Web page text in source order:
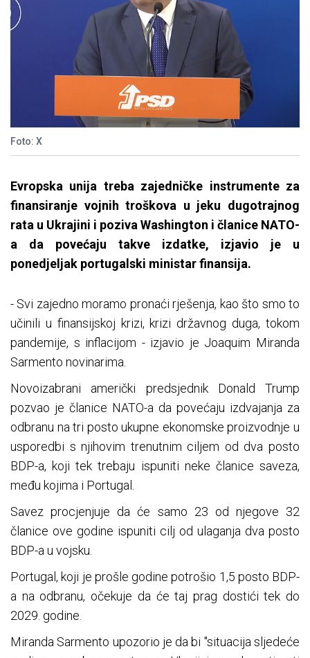
Foto: X
Evropska unija treba zajedničke instrumente za
finansiranje vojnih troškova u jeku dugotrajnog
rata u Ukrajini i poziva Washington i članice NATO-
a da povećaju takve izdatke, izjavio je u
ponedjeljak portugalski ministar finansija.
- Svi zajedno moramo pronaći rješenja, kao što smo to
učinili u finansijskoj krizi, krizi državnog duga, tokom
pandemije, s inflacijom - izjavio je Joaquim Miranda
Sarmento novinarima.
Novoizabrani američki predsjednik Donald Trump
pozvao je članice NATO-a da povećaju izdvajanja za
odbranu na tri posto ukupne ekonomske proizvodnje u
usporedbi s njihovim trenutnim ciljem od dva posto
BDP-a, koji tek trebaju ispuniti neke članice saveza,
među kojima i Portugal.
Savez procjenjuje da će samo 23 od njegove 32
članice ove godine ispuniti cilj od ulaganja dva posto
BDP-a u vojsku.
Portugal, koji je prošle godine potrošio 1,5 posto BDP-
a na odbranu, očekuje da će taj prag dostići tek do
2029. godine.
Miranda Sarmento upozorio je da bi "situacija sljedeće